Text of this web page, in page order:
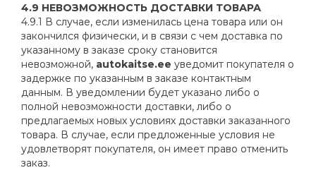
4.9 НЕВОЗМОЖНОСТЬ ДОСТАВКИ ТОВАРА
4.9.1 В случае, если изменилась цена товара или он
закончился физически, и в связи с чем доставка по
указанному в заказе сроку становится
невозможной, autokaitse.ee уведомит покупателя о
задержке по указанным в заказе контактным
данным. В уведомлении будет указано либо о
полной невозможности доставки, либо о
предлагаемых новых условиях доставки заказанного
товара. В случае, если предложенные условия не
удовлетворят покупателя, он имеет право отменить
заказ.